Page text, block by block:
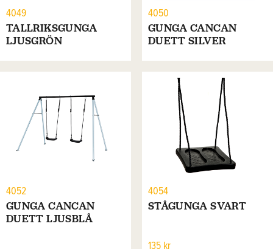
4049
TALLRIKSGUNGA
LJUSGRÖN
4050
GUNGA CANCAN
DUETT SILVER
4052
GUNGA CANCAN
DUETT LJUSBLÅ
4054
STÅGUNGA SVART